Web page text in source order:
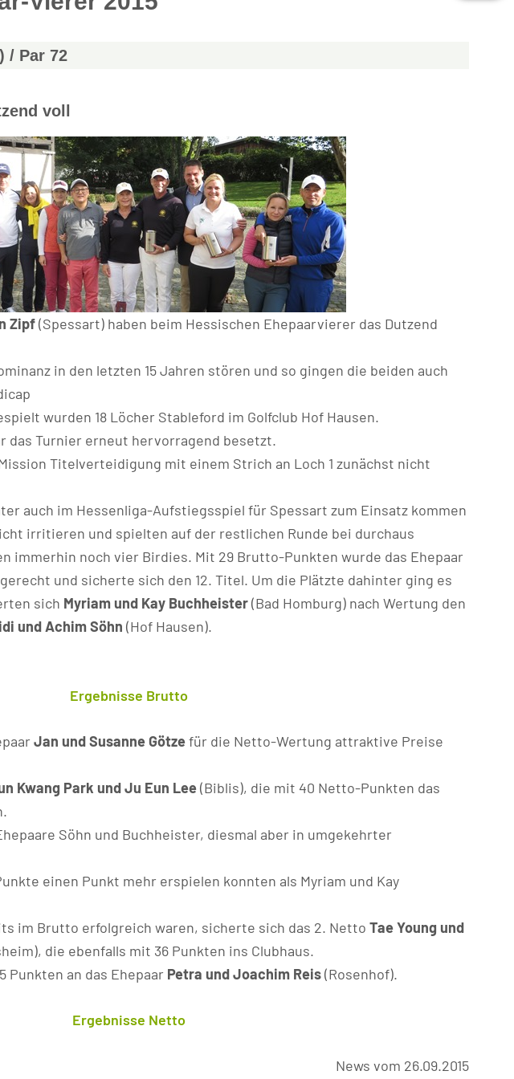
/ Par 72
voll
Zipf(Spessart) haben beim Hessischen Ehepaarvierer das Dutzend
in den letzten 15 Jahren stören und so gingen die beiden auch
wurden 18 Löcher Stableford im Golfclub Hof Hausen.
das Turnier erneut hervorragend besetzt.
Titelverteidigung mit einem Strich an Loch 1 zunächst nicht
auch im Hessenliga-Aufstiegsspiel für Spessart zum Einsatz kommen
irritieren und spielten auf der restlichen Runde bei durchaus
immerhin noch vier Birdies. Mit 29 Brutto-Punkten wurde das Ehepaar
und sicherte sich den 12. Titel. Um die Plätzte dahinter ging es
sich Myriam und Kay Buchheister(Bad Homburg) nach Wertung den
und Achim Söhn (Hof Hausen).
Ergebnisse Brutto
Jan und Susanne Götzefür die Netto-Wertung attraktive Preise
Kwang Park und Ju Eun Lee(Biblis), die mit 40 Netto-Punkten das
Söhn und Buchheister, diesmal aber in umgekehrter
einen Punkt mehr erspielen konnten als Myriam und Kay
im Brutto erfolgreich waren, sicherte sich das 2. Netto Tae Young und
die ebenfalls mit 36 Punkten ins Clubhaus.
Punkten an das Ehepaar Petra und Joachim Reis(Rosenhof).
Ergebnisse Netto
News vom 26.09.2015